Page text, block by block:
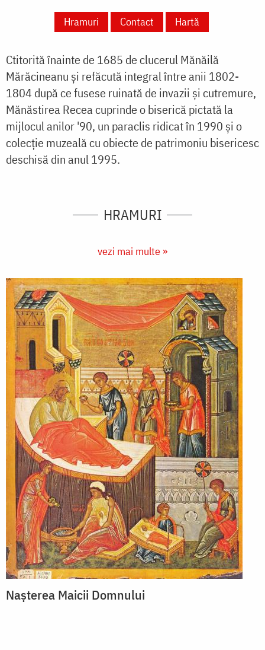
Hramuri Contact Hartă
Ctitorită înainte de 1685 de clucerul Mănăilă
Mărăcineanu și refăcută integral între anii 1802-
1804 după ce fusese ruinată de invazii și cutremure,
Mănăstirea Recea cuprinde o biserică pictată la
mijlocul anilor '90, un paraclis ridicat în 1990 și o
colecție muzeală cu obiecte de patrimoniu bisericesc
deschisă din anul 1995.
HRAMURI
vezi mai multe »
Nașterea Maicii Domnului